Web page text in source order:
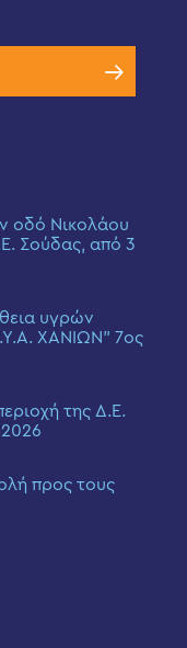
οδό Νικολάου
Σούδας, από 3
υγρών
ΧΑΝΙΩΝ” 7ος
της Δ.Ε.
2026
προς τους